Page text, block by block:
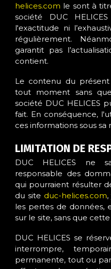
helices.com le sont à
société DUC
l'exactitude ni
régulièrement.
garantit pas
contient.
Le contenu du
tout moment sans
société DUC HELICES
fait. En conséquence,
ces informations sous sa
LIMITATION DE
DUC HELICES ne
responsable des
qui pourraient résulter
du site duc-helices.com
les pertes de données,
sur le site, sans que
DUC HELICES se
interrompre,
permanente, tout ou